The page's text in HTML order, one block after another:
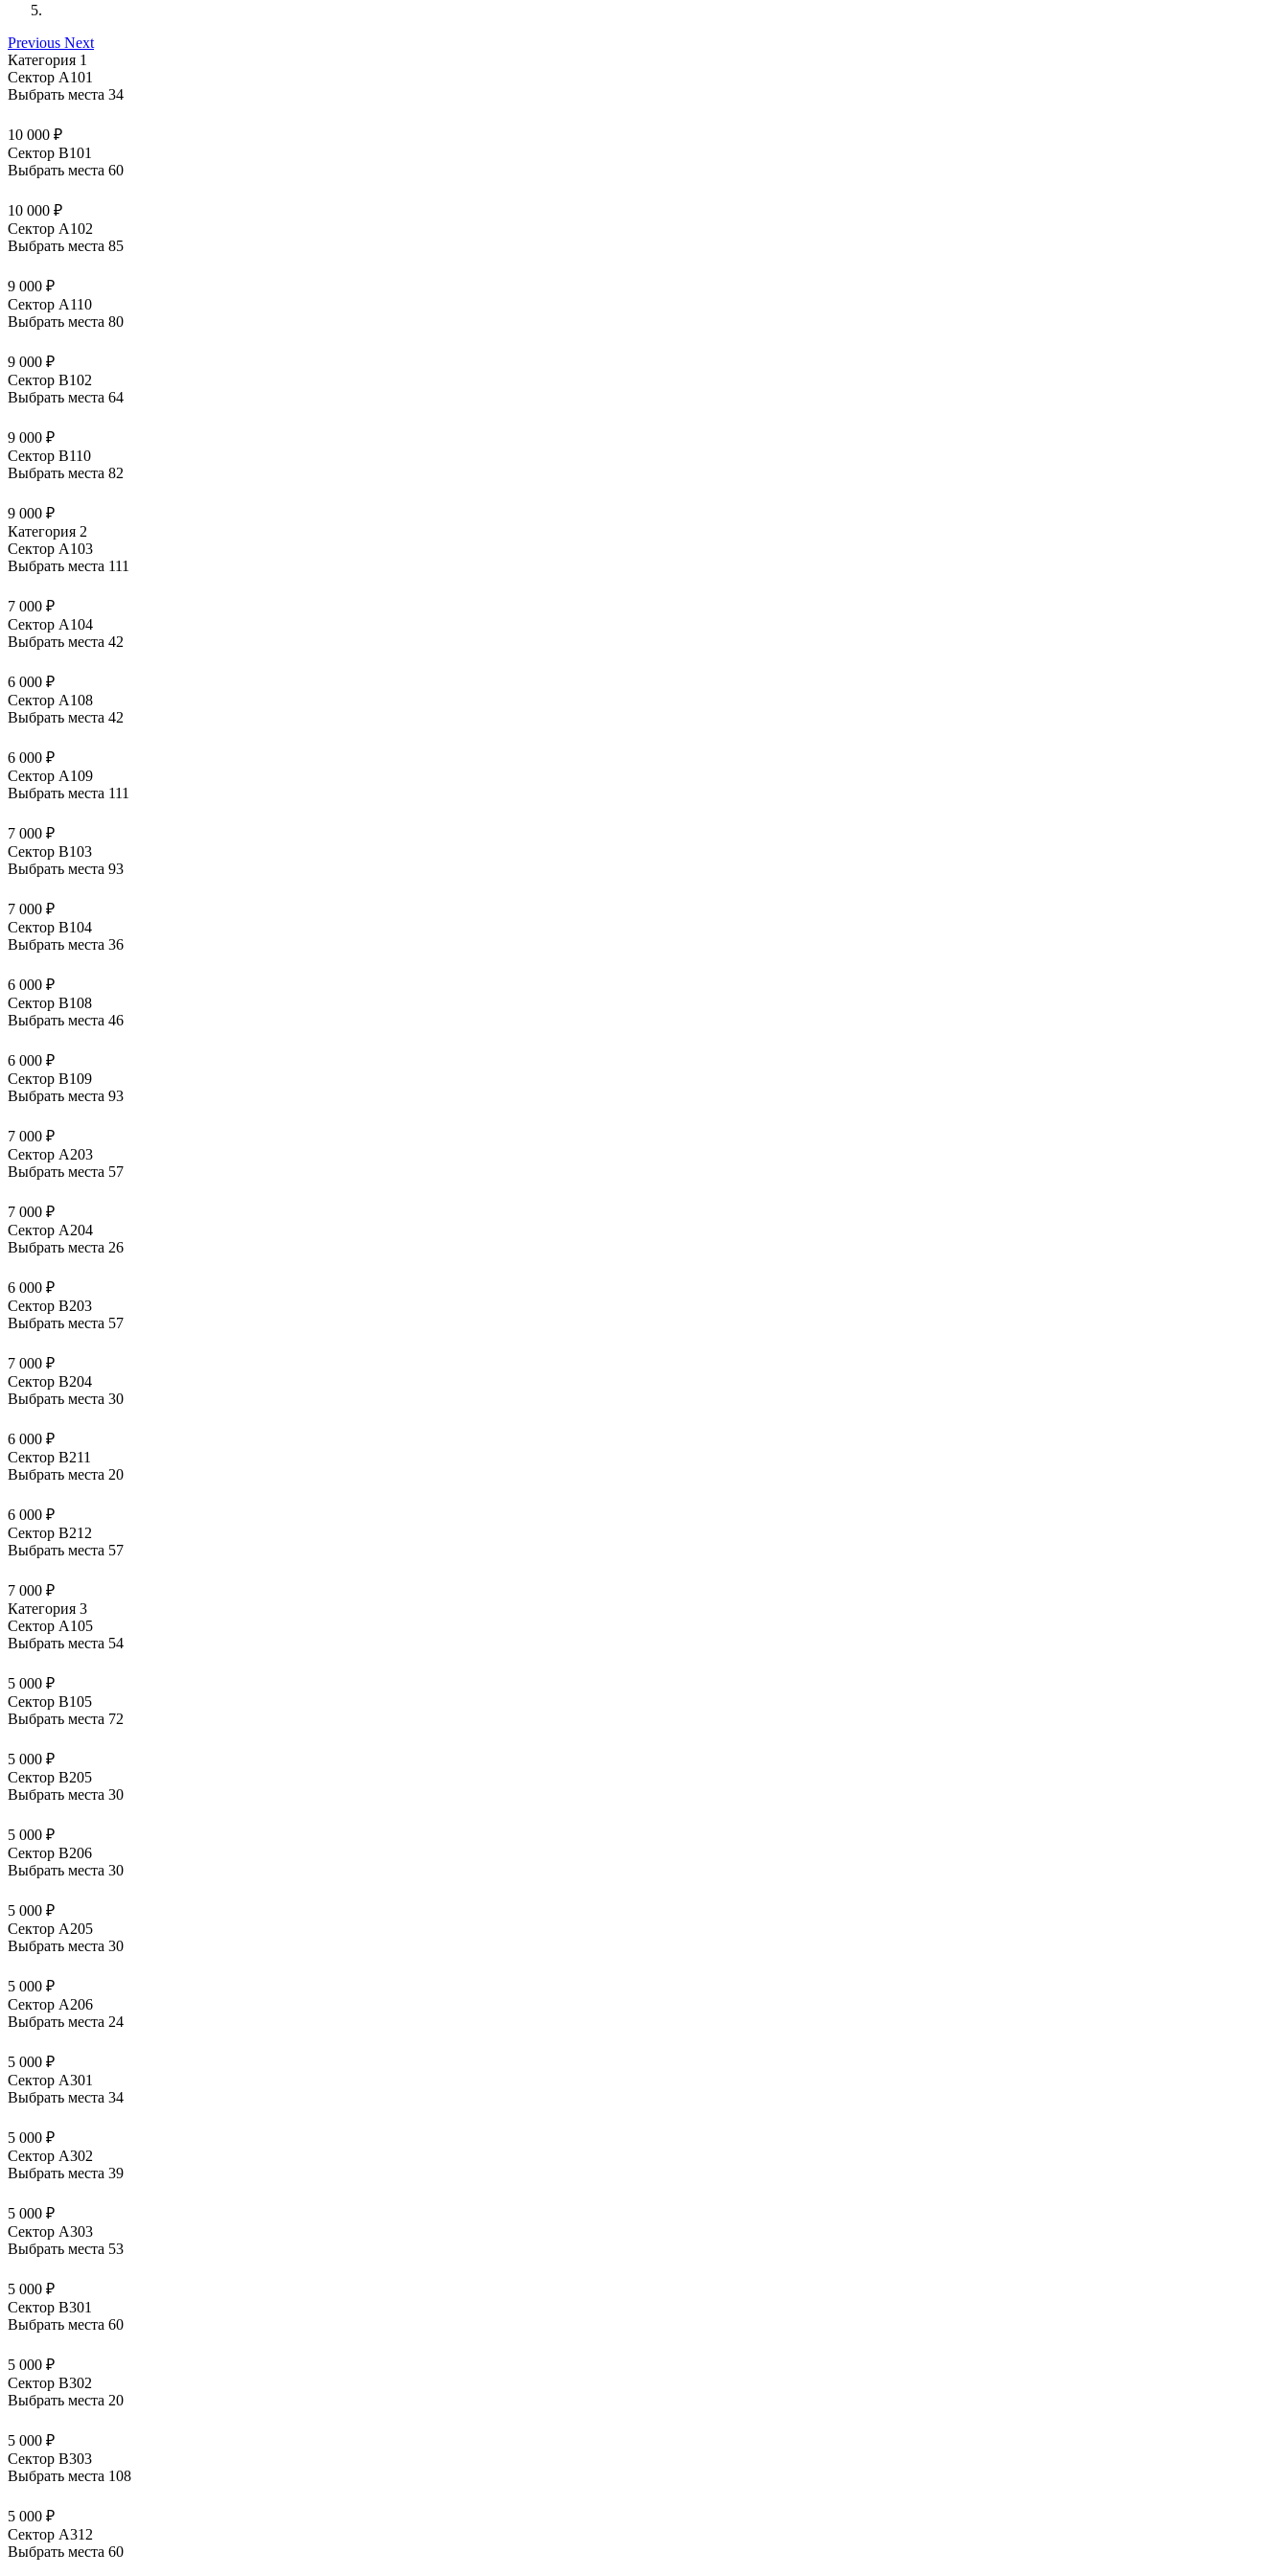
Previous Next
Категория 1
Сектор А101
Выбрать места 34
10 000 ₽
Сектор В101
Выбрать места 60
10 000 ₽
Сектор А102
Выбрать места 85
9 000 ₽
Сектор А110
Выбрать места 80
9 000 ₽
Сектор В102
Выбрать места 64
9 000 ₽
Сектор В110
Выбрать места 82
9 000 ₽
Категория 2
Сектор А103
Выбрать места 111
7 000 ₽
Сектор А104
Выбрать места 42
6 000 ₽
Сектор А108
Выбрать места 42
6 000 ₽
Сектор А109
Выбрать места 111
7 000 ₽
Сектор В103
Выбрать места 93
7 000 ₽
Сектор В104
Выбрать места 36
6 000 ₽
Сектор В108
Выбрать места 46
6 000 ₽
Сектор В109
Выбрать места 93
7 000 ₽
Сектор А203
Выбрать места 57
7 000 ₽
Сектор А204
Выбрать места 26
6 000 ₽
Сектор В203
Выбрать места 57
7 000 ₽
Сектор В204
Выбрать места 30
6 000 ₽
Сектор В211
Выбрать места 20
6 000 ₽
Сектор В212
Выбрать места 57
7 000 ₽
Категория 3
Сектор А105
Выбрать места 54
5 000 ₽
Сектор В105
Выбрать места 72
5 000 ₽
Сектор В205
Выбрать места 30
5 000 ₽
Сектор В206
Выбрать места 30
5 000 ₽
Сектор А205
Выбрать места 30
5 000 ₽
Сектор А206
Выбрать места 24
5 000 ₽
Сектор А301
Выбрать места 34
5 000 ₽
Сектор А302
Выбрать места 39
5 000 ₽
Сектор А303
Выбрать места 53
5 000 ₽
Сектор В301
Выбрать места 60
5 000 ₽
Сектор В302
Выбрать места 20
5 000 ₽
Сектор В303
Выбрать места 108
5 000 ₽
Сектор А312
Выбрать места 60